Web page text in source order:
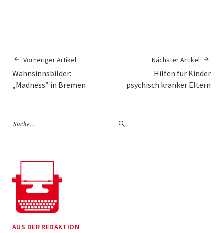
Vorheriger Artikel
Wahnsinnsbilder:
„Madness” in Bremen
Nächster Artikel
Hilfen für Kinder
psychisch kranker Eltern
AUS DER REDAKTION